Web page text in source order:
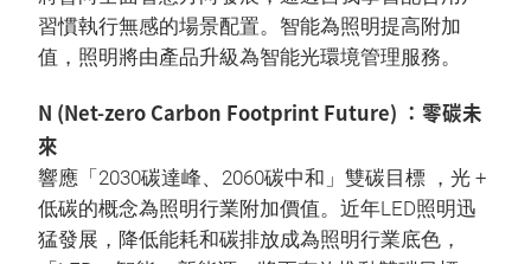
習慣執行無感的場景配置。智能為照明提高附加
值，照明將由產品升級為智能光環境管理服務。
N (Net-zero Carbon Footprint Future) ：零碳未
來
響應「2030碳達峰、2060碳中和」雙碳目標 ，光 +
低碳的概念為照明行業附加價值。近年LED照明迅
猛發展，降低能耗和碳排放成為照明行業底色，